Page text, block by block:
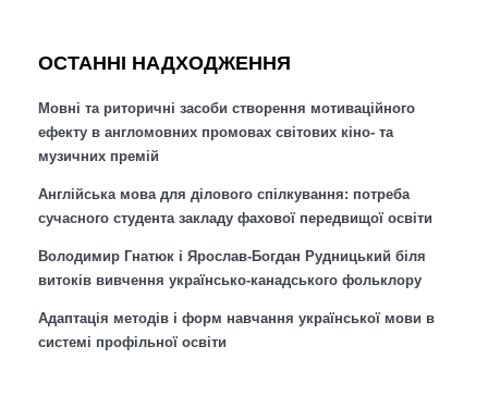
ОСТАННІ НАДХОДЖЕННЯ
Мовні та риторичні засоби створення мотиваційного
ефекту в англомовних промовах світових кіно- та
музичних премій
Англійська мова для ділового спілкування: потреба
сучасного студента закладу фахової передвищої освіти
Володимир Гнатюк і Ярослав-Богдан Рудницький біля
витоків вивчення українсько-канадського фольклору
Адаптація методів і форм навчання української мови в
системі профільної освіти